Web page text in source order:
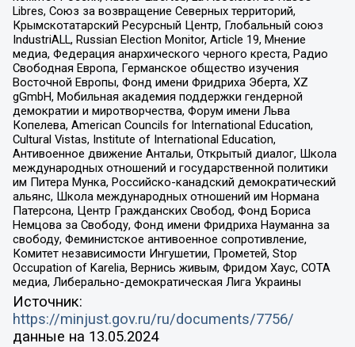
Libres, Союз за возвращение Северных территорий,
Крымскотатарский Ресурсный Центр, Глобальный союз
IndustriALL, Russian Election Monitor, Article 19, Мнение
медиа, Федерация анархического черного креста, Радио
Свободная Европа, Германское общество изучения
Восточной Европы, Фонд имени Фридриха Эберта, XZ
gGmbH, Мобильная академия поддержки гендерной
демократии и миротворчества, Форум имени Льва
Копелева, American Councils for International Education,
Cultural Vistas, Institute of International Education,
Антивоенное движение Антальи, Открытый диалог, Школа
международных отношений и государственной политики
им Питера Мунка, Российско-канадский демократический
альянс, Школа международных отношений им Нормана
Патерсона, Центр Гражданских Свобод, Фонд Бориса
Немцова за Свободу, Фонд имени Фридриха Науманна за
свободу, Феминистское антивоенное сопротивление,
Комитет независимости Ингушетии, Прометей, Stop
Occupation of Karelia, Вернись живым, Фридом Хаус, СОТА
медиа, Либерально-демократическая Лига Украины
Источник:
https://minjust.gov.ru/ru/documents/7756/
данные на 13.05.2024